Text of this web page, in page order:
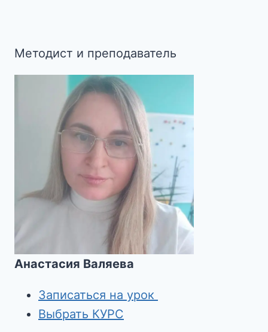
Методист и преподаватель
Анастасия Валяева
Записаться на урок
Выбрать КУРС